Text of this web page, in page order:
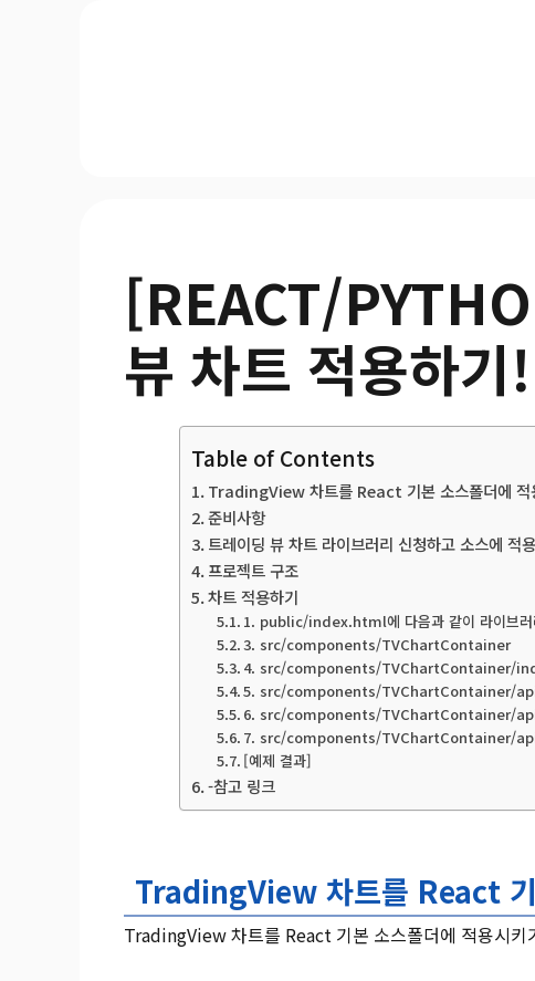
[REACT/
뷰 차트 적용하기!
Table of Contents
TradingView 차트를 React 기본 소스폴더에 적
준비사항
트레이딩 뷰 차트 라이브러리 신청하고 소스에 적
프로젝트 구조
차트 적용하기
1. public/index.html에 다음과 같이 라이브러
3. src/components/TVChartContainer
4. src/components/TVChartContainer/
5. src/components/TVChartContainer/
6. src/components/TVChartContainer/
7. src/components/TVChartContainer/
[예제 결과]
-참고 링크
TradingView 차트를 React
TradingView 차트를 React 기본 소스폴더에 적용시키